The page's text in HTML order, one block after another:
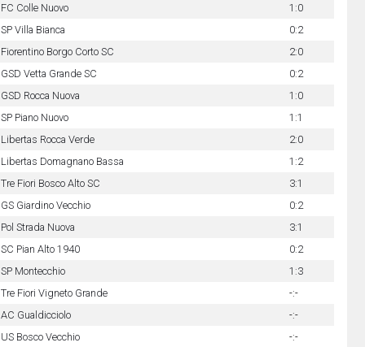
FC Colle Nuovo
1:0
SP Villa Bianca
0:2
Fiorentino Borgo Corto SC
2:0
GSD Vetta Grande SC
0:2
GSD Rocca Nuova
1:0
SP Piano Nuovo
1:1
Libertas Rocca Verde
2:0
Libertas Domagnano Bassa
1:2
Tre Fiori Bosco Alto SC
3:1
GS Giardino Vecchio
0:2
Pol Strada Nuova
3:1
SC Pian Alto 1940
0:2
SP Montecchio
1:3
Tre Fiori Vigneto Grande
-:-
AC Gualdicciolo
-:-
US Bosco Vecchio -:-